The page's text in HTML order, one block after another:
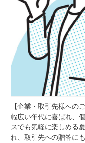
【企業・取引先様への
幅広い年代に喜ばれ、
スでも気軽に楽しめる
れ、取引先への贈答に